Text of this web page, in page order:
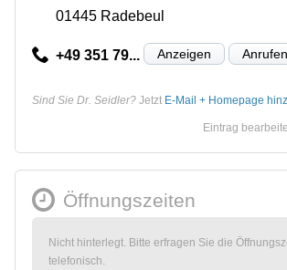
01445 Radebeul
+49 351 79... Anzeigen Anrufen
Sind Sie Dr. Seidler? Jetzt E-Mail + Homepage
Eintrag
Öffnungszeiten
Nicht hinterlegt. Bitte erfragen Sie die
telefonisch.